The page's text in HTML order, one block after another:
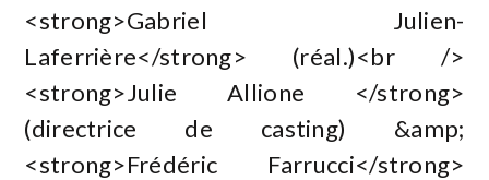
<strong>Gabriel Julien-
Laferrière</strong> (réal.)<br />
<strong>Julie Allione </strong>
(directrice de casting) &amp;
<strong>Frédéric Farrucci</strong>